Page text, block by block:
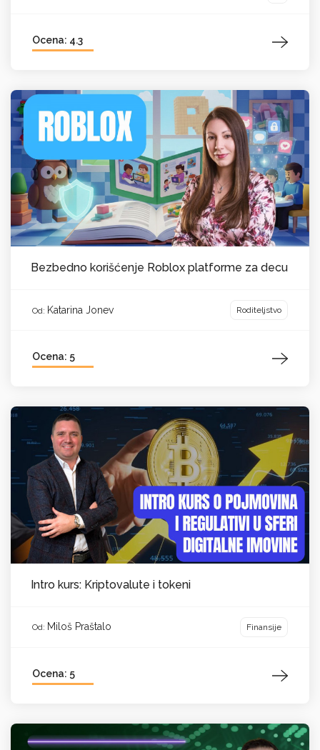
Ocena: 4.3
Bezbedno korišćenje Roblox platforme za decu
Od: Katarina Jonev Roditeljstvo
Ocena: 5
Intro kurs: Kriptovalute i tokeni
Od: Miloš Praštalo Finansije
Ocena: 5